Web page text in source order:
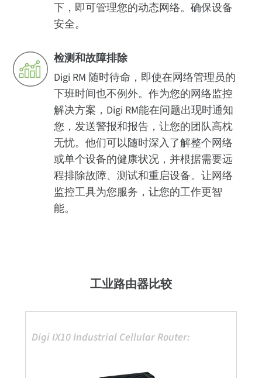
下，即可管理您的动态网络。确保设备
安全。
检测和故障排除
Digi RM 随时待命，即使在网络管理员的
下班时间也不例外。作为您的网络监控
解决方案，Digi RM能在问题出现时通知
您，发送警报和报告，让您的团队高枕
无忧。他们可以随时深入了解整个网络
或单个设备的健康状况，并根据需要远
程排除故障、测试和重启设备。让网络
监控工具为您服务，让您的工作更智
能。
工业路由器比较